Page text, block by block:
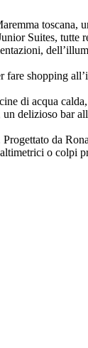
toscana,
Suites, tutte
shopping
di acqua
delizioso bar
da
altimetrici o colpi